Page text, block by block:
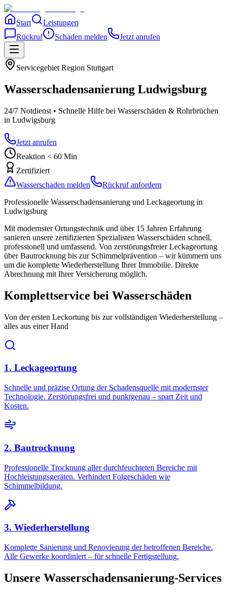
Start
Leistungen
Rückruf
Schaden melden Jetzt anrufen
Servicegebiet Region Stuttgart
Wasserschadensanierung Ludwigsburg
24/7 Notdienst • Schnelle Hilfe bei Wasserschäden & Rohrbrüchen
in Ludwigsburg
Jetzt anrufen
Reaktion < 60 Min
Zertifiziert
Wasserschaden melden
Rückruf anfordern
Professionelle Wasserschadensanierung und Leckageortung in
Ludwigsburg
Mit modernster Ortungstechnik und über 15 Jahren Erfahrung
sanieren unsere zertifizierten Spezialisten Wasserschäden schnell,
professionell und umfassend. Von zerstörungsfreier Leckageortung
über Bautrocknung bis zur Schimmelprävention – wir kümmern uns
um die komplette Wiederherstellung Ihrer Immobilie. Direkte
Abrechnung mit Ihrer Versicherung möglich.
Komplettservice bei Wasserschäden
Von der ersten Leckortung bis zur vollständigen Wiederherstellung –
alles aus einer Hand
1. Leckageortung
Schnelle und präzise Ortung der Schadensquelle mit modernster
Technologie. Zerstörungsfrei und punktgenau – spart Zeit und
Kosten.
2. Bautrocknung
Professionelle Trocknung aller durchfeuchteten Bereiche mit
Hochleistungsgeräten. Verhindert Folgeschäden wie
Schimmelbildung.
3. Wiederherstellung
Komplette Sanierung und Renovierung der betroffenen Bereiche.
Alle Gewerke koordiniert – für schnelle Fertigstellung.
Unsere Wasserschadensanierung-Services